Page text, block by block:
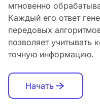
мгновенно
Каждый его ответ
передовых
позволяет учитывать
точную информацию.
Начать